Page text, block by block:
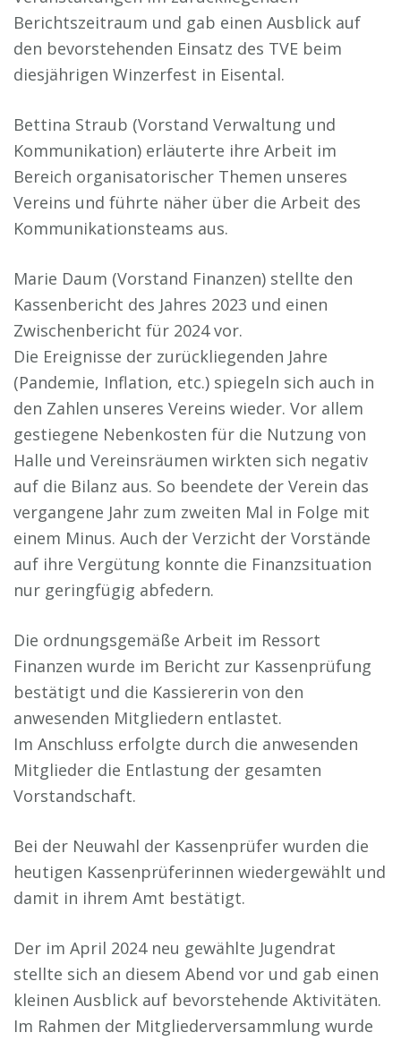
Berichtszeitraum und gab einen Ausblick auf
den bevorstehenden Einsatz des TVE beim
diesjährigen Winzerfest in Eisental.
Bettina Straub (Vorstand Verwaltung und
Kommunikation) erläuterte ihre Arbeit im
Bereich organisatorischer Themen unseres
Vereins und führte näher über die Arbeit des
Kommunikationsteams aus.
Marie Daum (Vorstand Finanzen) stellte den
Kassenbericht des Jahres 2023 und einen
Zwischenbericht für 2024 vor.
Die Ereignisse der zurückliegenden Jahre
(Pandemie, Inflation, etc.) spiegeln sich auch in
den Zahlen unseres Vereins wieder. Vor allem
gestiegene Nebenkosten für die Nutzung von
Halle und Vereinsräumen wirkten sich negativ
auf die Bilanz aus. So beendete der Verein das
vergangene Jahr zum zweiten Mal in Folge mit
einem Minus. Auch der Verzicht der Vorstände
auf ihre Vergütung konnte die Finanzsituation
nur geringfügig abfedern.
Die ordnungsgemäße Arbeit im Ressort
Finanzen wurde im Bericht zur Kassenprüfung
bestätigt und die Kassiererin von den
anwesenden Mitgliedern entlastet.
Im Anschluss erfolgte durch die anwesenden
Mitglieder die Entlastung der gesamten
Vorstandschaft.
Bei der Neuwahl der Kassenprüfer wurden die
heutigen Kassenprüferinnen wiedergewählt und
damit in ihrem Amt bestätigt.
Der im April 2024 neu gewählte Jugendrat
stellte sich an diesem Abend vor und gab einen
kleinen Ausblick auf bevorstehende Aktivitäten.
Im Rahmen der Mitgliederversammlung wurde